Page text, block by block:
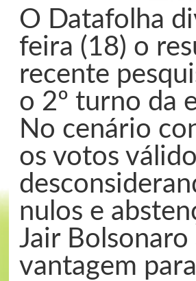
O Datafolha
feira (18) o
recente
o 2º turno da
No cenário
os votos
nulos e
Jair
vantagem